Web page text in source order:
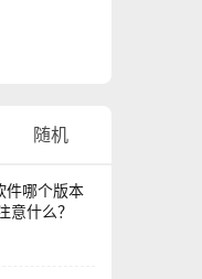
随机
件哪个版本
意什么？